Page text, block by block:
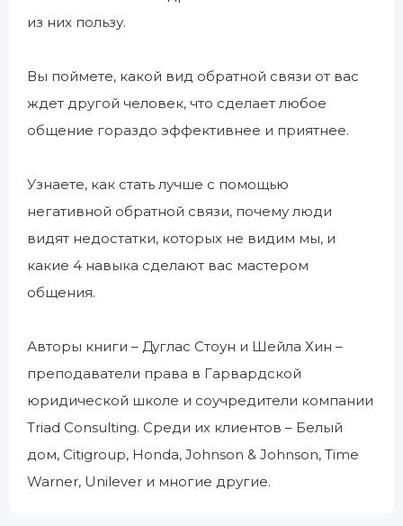
из них пользу.
Вы поймете, какой вид обратной связи от вас
ждет другой человек, что сделает любое
общение гораздо эффективнее и приятнее.
Узнаете, как стать лучше с помощью
негативной обратной связи, почему люди
видят недостатки, которых не видим мы, и
какие 4 навыка сделают вас мастером
общения.
Авторы книги – Дуглас Стоун и Шейла Хин –
преподаватели права в Гарвардской
юридической школе и соучредители компании
Triad Consulting. Среди их клиентов – Белый
дом, Citigroup, Honda, Johnson & Johnson, Time
Warner, Unilever и многие другие.